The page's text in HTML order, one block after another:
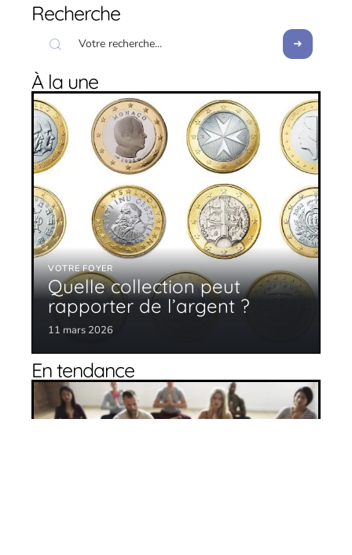
Recherche
À la une
VOTRE FOYER
Quelle collection peut
rapporter de l’argent ?
11 mars 2026
En tendance